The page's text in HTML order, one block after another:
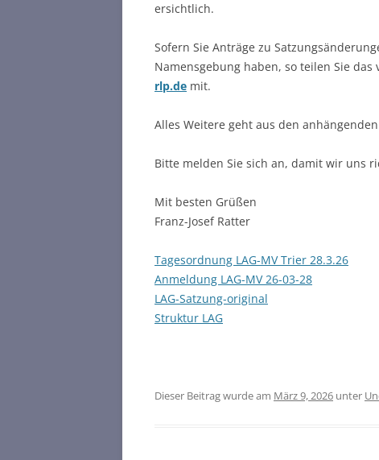
ersichtlich.
Sofern Sie Anträge zu
Namensgebung haben, so teilen Sie
rlp.de mit.
Alles Weitere geht aus den
Bitte melden Sie sich an, damit wir uns
Mit besten Grüßen
Franz-Josef Ratter
Tagesordnung LAG-MV Trier 28.3.26
Anmeldung LAG-MV 26-03-28
LAG-Satzung-original
Struktur LAG
Dieser Beitrag wurde am März 9, 2026 unter